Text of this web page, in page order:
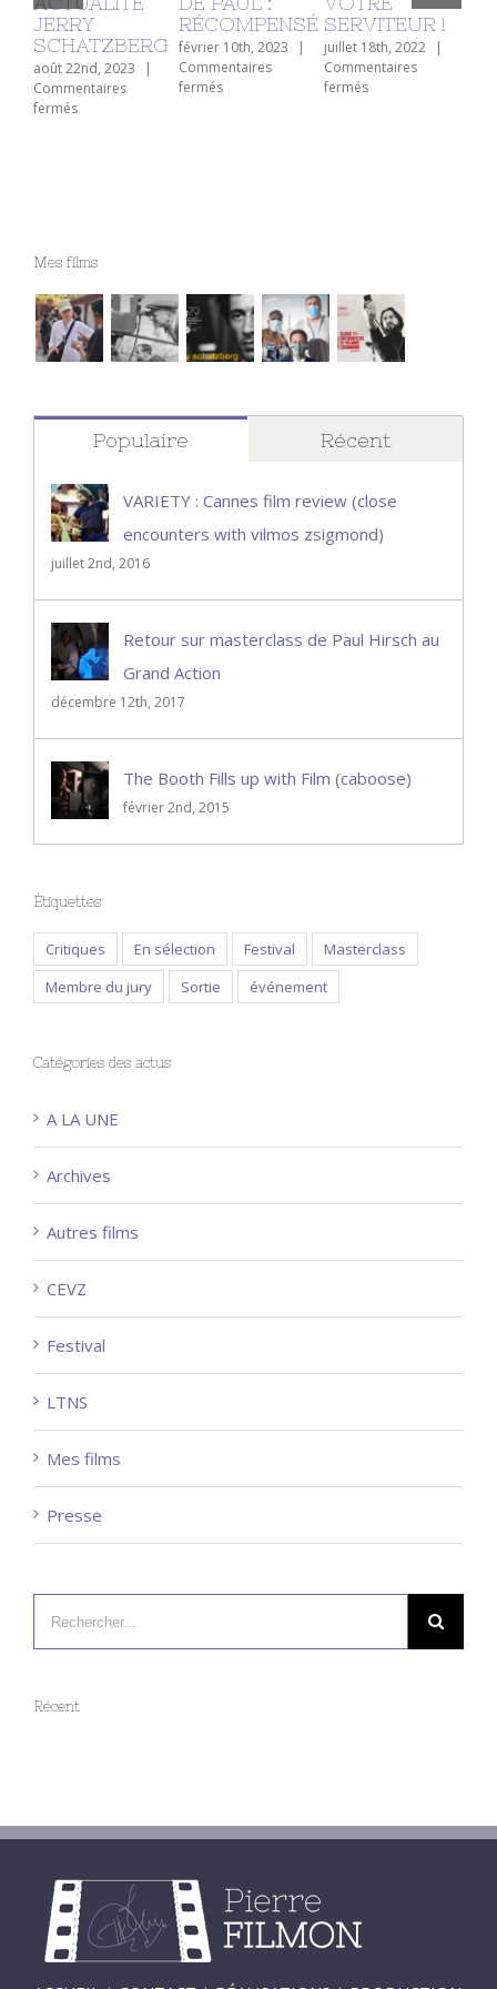
JERRY
SCHATZBERG
août 22nd, 2023
|
Commentaires
ferméssur
RÉCOMPENSÉ
février 10th, 2023
|
Commentaires
ferméssur
SERVITEUR !
juillet 18th, 2022
|
Commentaires
ferméssur
Mes films
Populaire Récent
VARIETY : Cannes film review (close
encounters with vilmos zsigmond)
juillet 2nd, 2016
Retour sur masterclass de Paul Hirsch au
Grand Action
décembre 12th, 2017
The Booth Fills up with Film (caboose)
février 2nd, 2015
Étiquettes
Critiques En sélection Festival
Masterclass
Membre du jury
Sortie événement
Catégories des actus
A LA UNE
Archives
Autres films
CEVZ
Festival
LTNS
Mes films
Presse
Récent